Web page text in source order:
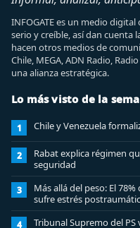
INFOGATE es un medio
serio y creíble, así dan cuenta
hacen otros medios de
Chile, MEGA, ADN Radio,
una alianza estratégica.
Lo más visto de la
1 Chile y Venezuela
2
Rabat explica régimen
seguridad
3
Más allá del peso: El
sufre estrés
4
Tribunal Supremo del